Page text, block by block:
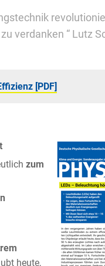
verdanken “ Lutz
[PDF]
zum
heute,